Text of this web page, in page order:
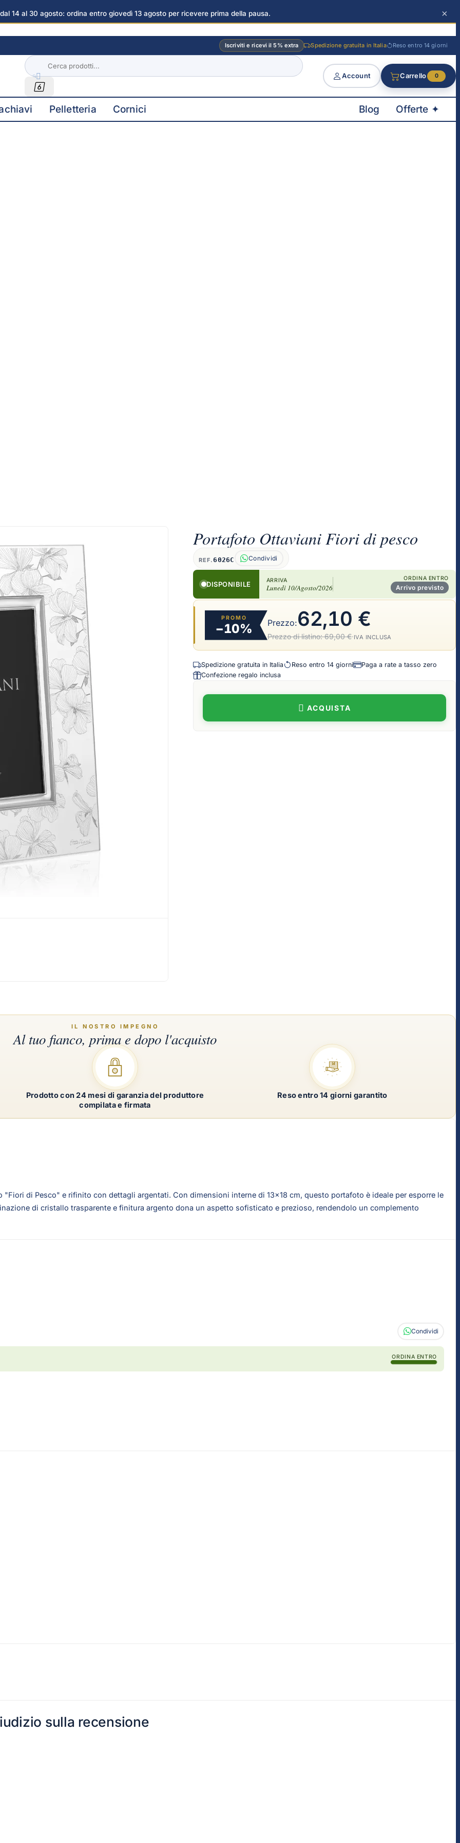
14 al 30 agosto: ordina entro giovedì 13 agosto per ricevere prima della pausa. ×
Iscriviti e ricevi il 5% extra Spedizione gratuita in Italia Reso entro 14 giorni


Account Carrello 0
Pelletteria Cornici Blog Offerte ✦
Portafoto Ottaviani Fiori di pesco
REF.6026C Condividi
DISPONIBILE ARRIVA
Lunedì 10/Agosto/2026
ORDINA ENTRO
Arrivo previsto
PROMO
−10% Prezzo:62,10 €
Prezzo di listino:69,00 €·IVA INCLUSA
Spedizione gratuita in Italia Reso entro 14 giorni
Paga a rate a tasso zero
Confezione regalo inclusa
ACQUISTA
di Pesco" e rifinito con dettagli argentati. Con dimensioni interne di 13x18 cm, questo portafoto è ideale per esporre le
di cristallo trasparente e finitura argento dona un aspetto sofisticato e prezioso, rendendolo un complemento
Condividi
ORDINA ENTRO
Prodotto con 24 mesi di garanzia del produttore
compilata e firmata
Reso entro 14 giorni garantito
sulla recensione